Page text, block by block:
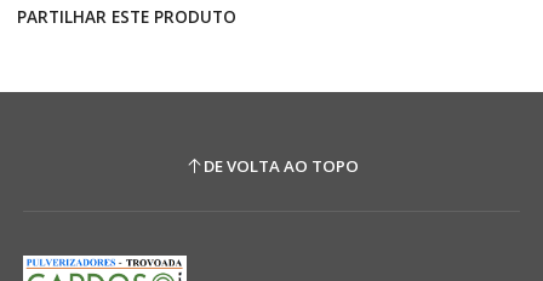
PARTILHAR ESTE PRODUTO
DE VOLTA AO TOPO